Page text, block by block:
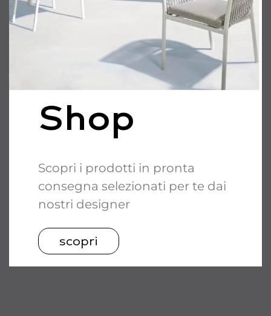
Shop
Scopri i prodotti in pronta
consegna selezionati per te dai
nostri designer
scopri